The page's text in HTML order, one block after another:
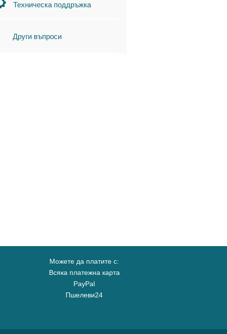
Техническа поддръжка
Други въпроси
Можете да платите с:
Всяка платежна карта
PayPal
Пшелеви24